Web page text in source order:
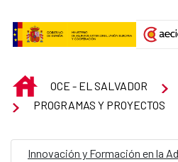
INICIOOCE - EL SALVADOR
PROGRAMAS Y PROYECTOS